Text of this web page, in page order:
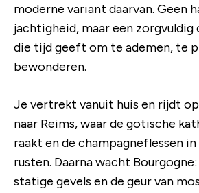
moderne variant daarvan. Geen
jachtigheid, maar een zorgvuldig
die tijd geeft om te ademen, te
bewonderen.
Je vertrekt vanuit huis en rijdt
naar Reims, waar de gotische
raakt en de champagneflessen in
rusten. Daarna wacht
statige gevels en de geur van